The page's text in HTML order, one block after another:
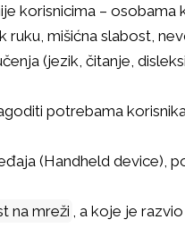
korisnicima – osobama
mišićna slabost,
(jezik, čitanje,
potrebama
(Handheld device),
na mreži , a koje je razvio